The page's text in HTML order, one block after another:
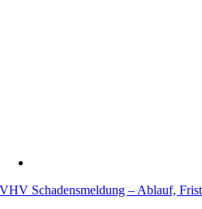
VHV Schadensmeldung – Ablauf,